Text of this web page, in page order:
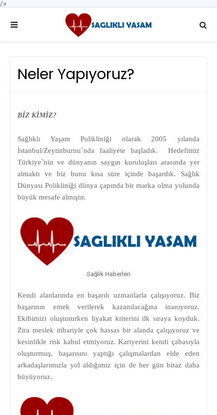
/>
Neler Yapıyoruz?
BİZ KİMİZ?
Sağlıklı Yaşam Polikliniği olarak 2005 yılanda
İstanbul/Zeytinburnu`nda faaliyete başladık.
Hedefimiz
Türkiye`nin ve dünyanın saygın kuruluşları arasında yer
almaktı ve biz bunu kısa süre içinde başardık. Sağlık
Dünyası Polikliniği dünya çapında bir marka olma yolunda
büyük mesafe almıştır.
Sağlık Haberleri
Kendi alanlarında en başarılı uzmanlarla çalışıyoruz. Biz
başarının emek verilerek kazanılacağına inanıyoruz.
Ekibimizi oluştururken liyakat kriterini ilk sıraya koyduk.
Zira meslek itibariyle çok hassas bir alanda çalışıyoruz ve
kesinlikle risk kabul etmiyoruz. Kariyerini kendi çabasıyla
oluşturmuş, başarısını yaptığı çalışmalardan elde eden
arkadaşlarımızla yol aldığımız için de her gün biraz daha
büyüyoruz.